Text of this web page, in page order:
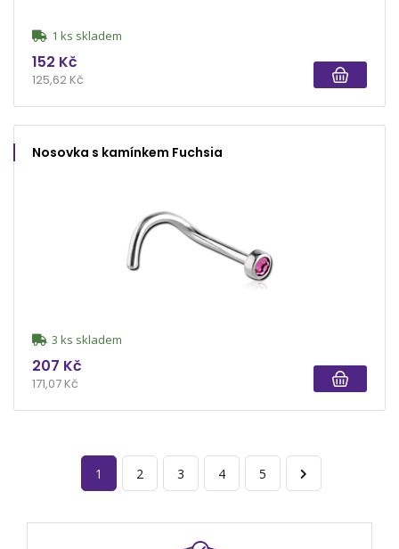
1 ks skladem
152 Kč
125,62 Kč
Nosovka s kamínkem Fuchsia
3 ks skladem
207 Kč
171,07 Kč
1 2 3 4 5